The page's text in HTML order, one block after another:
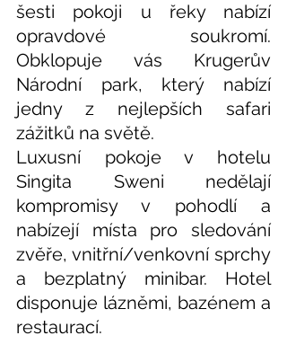
šesti pokoji u řeky nabízí
opravdové soukromí.
Obklopuje vás Krugerův
Národní park, který nabízí
jedny z nejlepších safari
zážitků na světě.
Luxusní pokoje v hotelu
Singita Sweni nedělají
kompromisy v pohodlí a
nabízejí místa pro sledování
zvěře, vnitřní/venkovní sprchy
a bezplatný minibar. Hotel
disponuje lázněmi, bazénem a
restaurací.